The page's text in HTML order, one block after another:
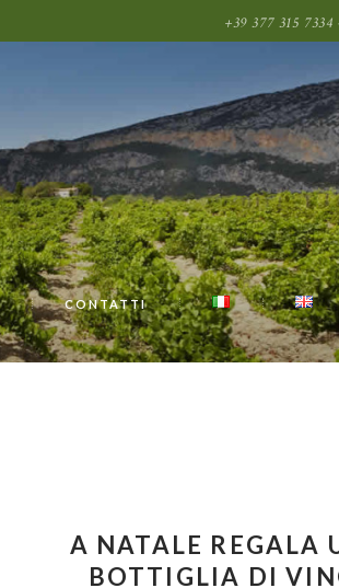
+39 377 315
CONTATTI
A NATALE REGALA
BOTTIGLIA DI